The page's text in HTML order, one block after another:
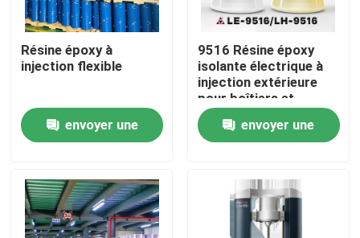
À la maison
Produits
Vidéos
Le spectacle VR
Résine époxy à
injection flexible
envoyer une
9516 Résine époxy
isolante électrique à
injection extérieure
pour boîtiers et
isolants électriques
envoyer une